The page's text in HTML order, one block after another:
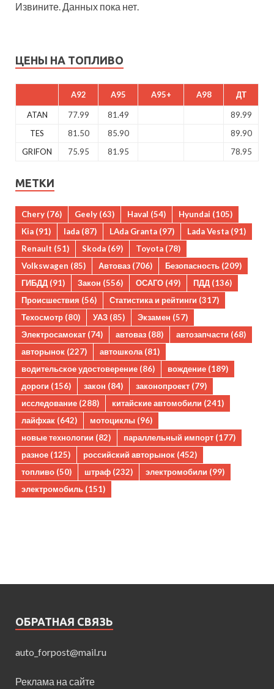
Извините. Данных пока нет.
ЦЕНЫ НА ТОПЛИВО
A92 A95 A95+ A98 ДТ
ATAN 77.99 81.49
89.99
TES
81.50 85.90
89.90
GRIFON
75.95 81.95 78.95
МЕТКИ
Chery (76) Geely (63) Haval (54) Hyundai (105)
Kia (91) lada (87) LAda Granta (97) Lada Vesta (91)
Renault (51) Skoda (69) Toyota (78)
Volkswagen (85) Автоваз (706) Безопасность (209)
ГИБДД (91) Закон (556) ОСАГО (49) ПДД (136)
Происшествия (56) Статистика и рейтинги (317)
Техосмотр (80) УАЗ (85) Экзамен (57)
Электросамокат (74) автоваз (88) автозапчасти (68)
авторынок (227) автошкола(81)
водительское удостоверение (86) вождение (189)
дороги (156) закон (84) законопроект (79)
исследование (288) китайские автомобили (241)
лайфхак (642) мотоциклы (96)
новые технологии (82) параллельный импорт (177)
разное (125) российский авторынок (452)
топливо (50) штраф (232) электромобили (99)
электромобиль (151)
ОБРАТНАЯ СВЯЗЬ
auto_forpost@mail.ru
Реклама на сайте